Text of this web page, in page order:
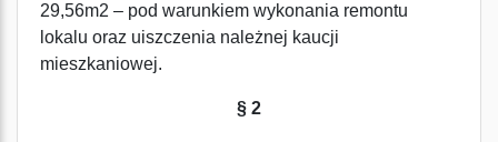
29,56m2 – pod warunkiem wykonania remontu
lokalu oraz uiszczenia należnej kaucji
mieszkaniowej.
§ 2